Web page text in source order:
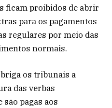
ficam proibidos de abrir
para os pagamentos
regulares por meio das
normais.
os tribunais a
das verbas
pagas aos